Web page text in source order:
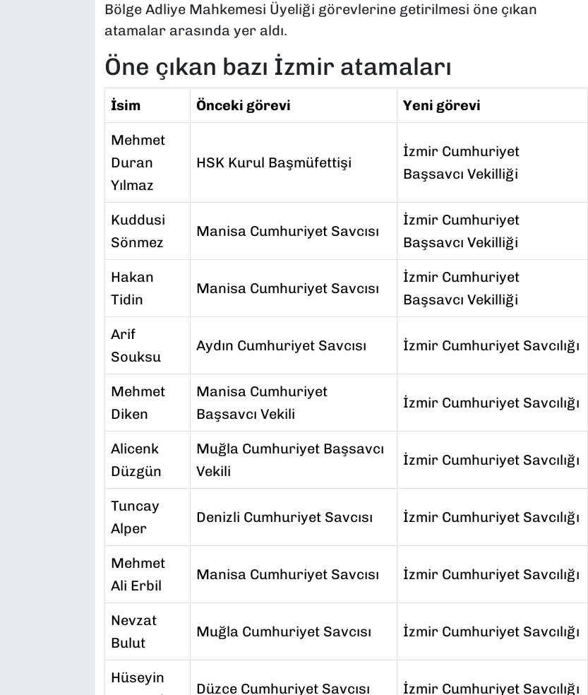
Bölge Adliye Mahkemesi Üyeliği görevlerine getirilmesi öne çıkan
atamalar arasında yer aldı.
Öne çıkan bazı İzmir atamaları
İsim Önceki görevi Yeni görevi
Mehmet
Duran
Yılmaz
HSK Kurul Başmüfettişi
İzmir Cumhuriyet
Başsavcı Vekilliği
Kuddusi
Sönmez
Manisa Cumhuriyet Savcısı
İzmir Cumhuriyet
Başsavcı Vekilliği
Hakan
Tidin
Manisa Cumhuriyet Savcısı
İzmir Cumhuriyet
Başsavcı Vekilliği
Arif
Souksu
Aydın Cumhuriyet Savcısı İzmir Cumhuriyet Savcılığı
Mehmet
Diken
Manisa Cumhuriyet
Başsavcı Vekili
İzmir Cumhuriyet Savcılığı
Alicenk
Düzgün
Muğla Cumhuriyet Başsavcı
Vekili
İzmir Cumhuriyet Savcılığı
Tuncay
Alper
Denizli Cumhuriyet Savcısı İzmir Cumhuriyet Savcılığı
Mehmet
Ali Erbil
Manisa Cumhuriyet Savcısı İzmir Cumhuriyet Savcılığı
Nevzat
Bulut
Muğla Cumhuriyet Savcısı İzmir Cumhuriyet Savcılığı
Hüseyin
Düzce Cumhuriyet Savcısı İzmir Cumhuriyet Savcılığı